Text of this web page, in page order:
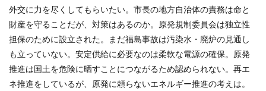
外交に力を尽くしてもらいたい。市長の地方自治体の責務は命と
財産を守ることだが、対策はあるのか。原発規制委員会は独立性
担保のために設立された。まだ福島事故は汚染水・廃炉の見通し
も立っていない。安定供給に必要なのは柔軟な電源の確保。原発
推進は国土を危険に晒すことにつながるため認められない。再エ
ネ推進をしているが、原発に頼らないエネルギー推進の考えは。